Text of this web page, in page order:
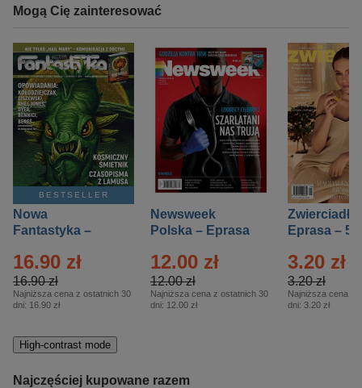
Mogą Cię zainteresować
BESTSELLER
Nowa
Fantastyka –
16.90 zł
16.90 zł
Najniższa cena z ostatnich 30
dni: 16.90 zł
Newsweek
Polska – Eprasa
12.00 zł
12.00 zł
Najniższa cena z ostatnich 30
dni: 12.00 zł
Zwierciadło
Eprasa – 5/
3.20 zł
3.20 zł
Najniższa cena z
dni: 3.20 zł
High-contrast mode
Najczęściej kupowane razem